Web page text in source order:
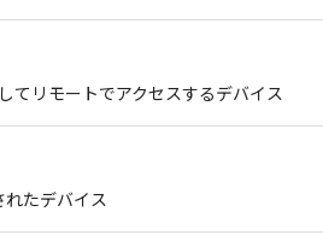
リモートでアクセスするデバイス
たデバイス